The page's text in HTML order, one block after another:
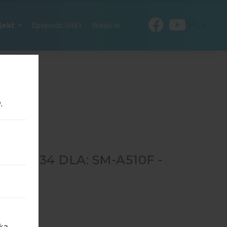
Sprawdź IMEI Wejście
#90234 DLA: SM-A510F -